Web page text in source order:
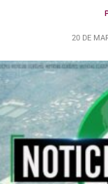
20 DE